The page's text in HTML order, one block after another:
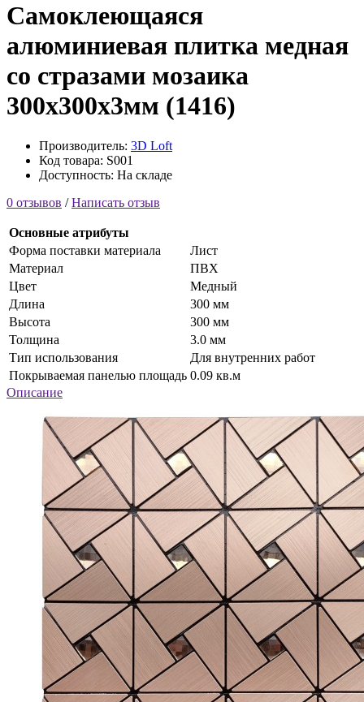
Самоклеющаяся
алюминиевая плитка медная
со стразами мозаика
300х300х3мм (1416)
Производитель: 3D Loft
Код товара: S001
Доступность: На складе
0 отзывов /Написать отзыв
Основные атрибуты
Форма поставки материала
Лист
Материал
ПВХ
Цвет
Медный
Длина
300 мм
Высота
300 мм
Толщина
3.0 мм
Тип использования
Для внутренних работ
Покрываемая панелью площадь 0.09 кв.м
Описание